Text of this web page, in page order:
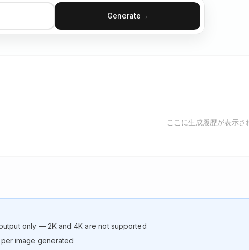
Generate→
ここに生成履歴が表示さ
only — 2K and 4K are not supported
image generated